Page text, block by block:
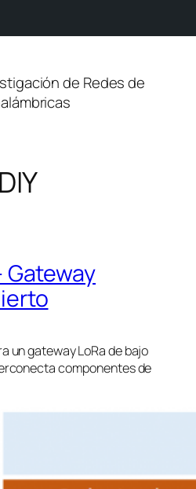
de Redes de
DIY
Gateway
un gateway LoRa de bajo
componentes de